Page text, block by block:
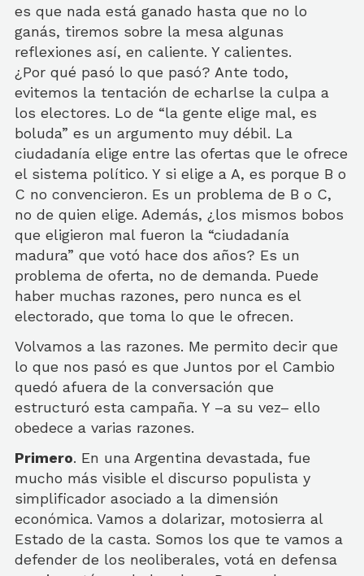
es que nada está ganado hasta que no lo
ganás, tiremos sobre la mesa algunas
reflexiones así, en caliente. Y calientes.
¿Por qué pasó lo que pasó? Ante todo,
evitemos la tentación de echarlse la culpa a
los electores. Lo de “la gente elige mal, es
boluda” es un argumento muy débil. La
ciudadanía elige entre las ofertas que le ofrece
el sistema político. Y si elige a A, es porque B o
C no convencieron. Es un problema de B o C,
no de quien elige. Además, ¿los mismos bobos
que eligieron mal fueron la “ciudadanía
madura” que votó hace dos años? Es un
problema de oferta, no de demanda. Puede
haber muchas razones, pero nunca es el
electorado, que toma lo que le ofrecen.
Volvamos a las razones. Me permito decir que
lo que nos pasó es que Juntos por el Cambio
quedó afuera de la conversación que
estructuró esta campaña. Y –a su vez– ello
obedece a varias razones.
Primero. En una Argentina devastada, fue
mucho más visible el discurso populista y
simplificador asociado a la dimensión
económica. Vamos a dolarizar, motosierra al
Estado de la casta. Somos los que te vamos a
defender de los neoliberales, votá en defensa